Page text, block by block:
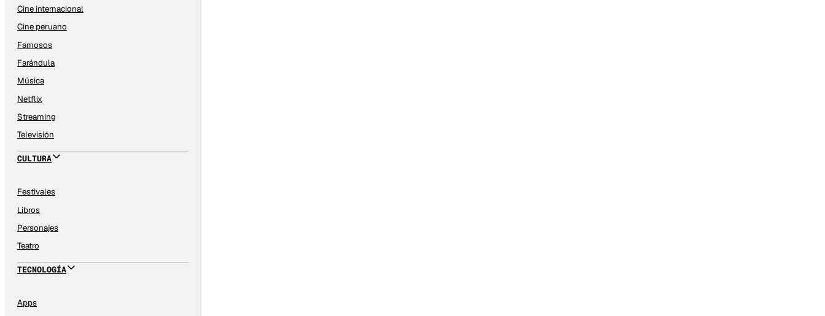
Cine internacional
Cine peruano
Famosos
Farándula
Música
Netflix
Streaming
Televisión
CULTURA
Festivales
Libros
Personajes
Teatro
TECNOLOGÍA
Apps